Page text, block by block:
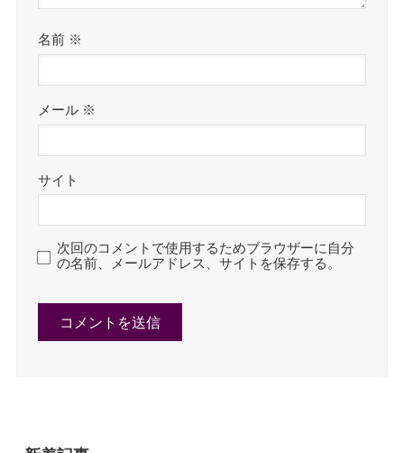
名前 ※
メール ※
サイト
次回のコメントで使用するためブラウザーに自分
の名前、メールアドレス、サイトを保存する。